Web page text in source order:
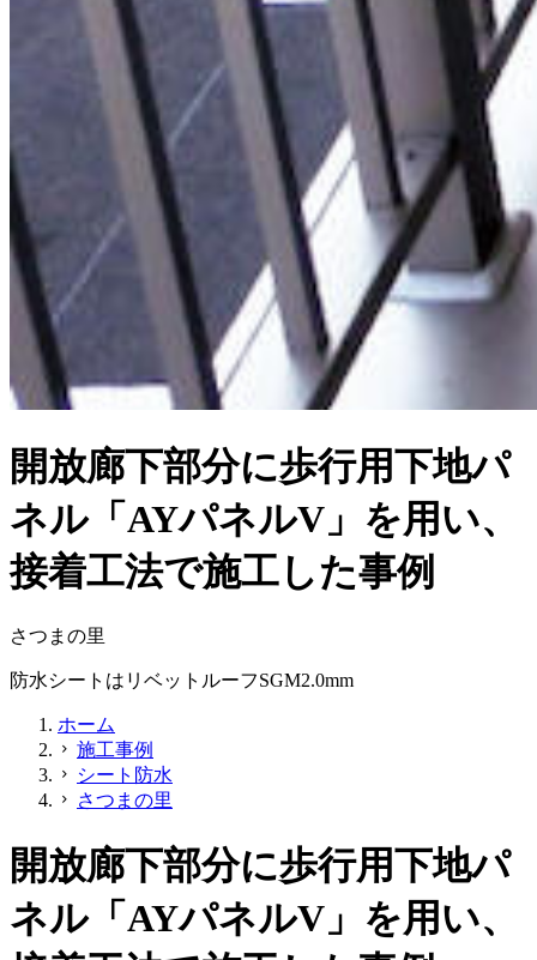
開放廊下部分に歩行用下地パ
ネル「AYパネルV」を用い、
接着工法で施工した事例
さつまの里
防水シートはリベットルーフSGM2.0mm
ホーム
chevron_right 施工事例
chevron_right シート防水
chevron_right さつまの里
開放廊下部分に歩行用下地パ
ネル「AYパネルV」を用い、